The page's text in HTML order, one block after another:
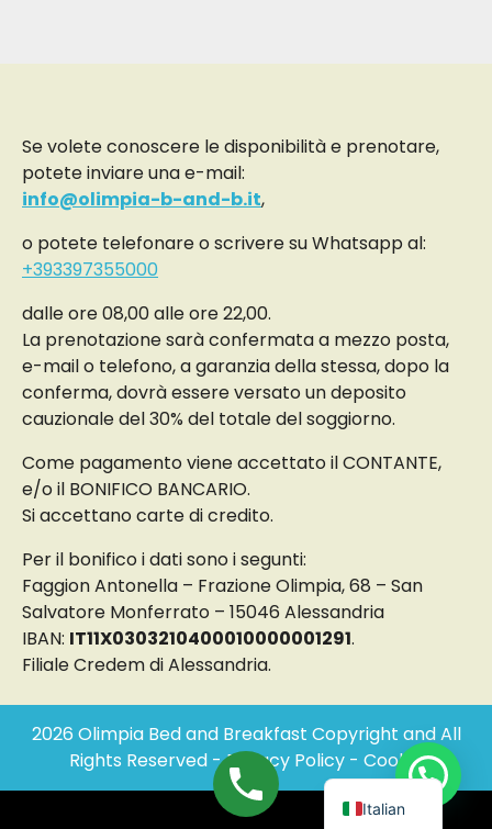
Se volete conoscere le disponibilità e prenotare,
potete inviare una e-mail:
info@olimpia-b-and-b.it,
o potete telefonare o scrivere su Whatsapp al:
+393397355000
dalle ore 08,00 alle ore 22,00.
La prenotazione sarà confermata a mezzo posta,
e-mail o telefono, a garanzia della stessa, dopo la
conferma, dovrà essere versato un deposito
cauzionale del 30% del totale del soggiorno.
Come pagamento viene accettato il CONTANTE,
e/o il BONIFICO BANCARIO.
Si accettano carte di credito.
Per il bonifico i dati sono i segunti:
Faggion Antonella – Frazione Olimpia, 68 – San
Salvatore Monferrato – 15046 Alessandria
IBAN: IT11X0303210400010000001291.
Filiale Credem di Alessandria.
2026 Olimpia Bed and Breakfast Copyright and All
Rights Reserved -Privacy Policy - Cookie
Facebook
TwitterInstagram
LinkedinYouTube
Italian
English